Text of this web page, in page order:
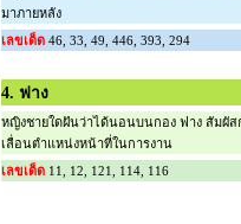
มาภายหลัง
เลขเด็ด 46, 33, 49, 446, 393, 294
4. ฟาง
หญิงชายใดฝันว่าได้นอนบนกอง ฟาง สัมผั
เลื่อนตำแหน่งหน้าที่ในการงาน
เลขเด็ด 11, 12, 121, 114, 116